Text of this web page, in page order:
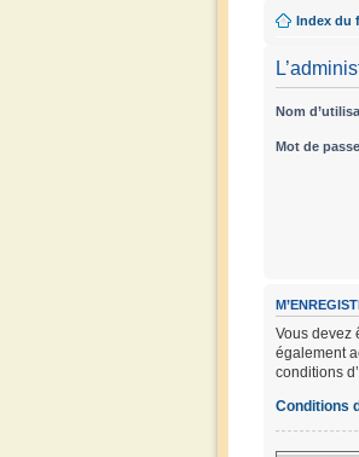
Index du
Nom
Mot de
Vous devez
également
conditions
Conditions